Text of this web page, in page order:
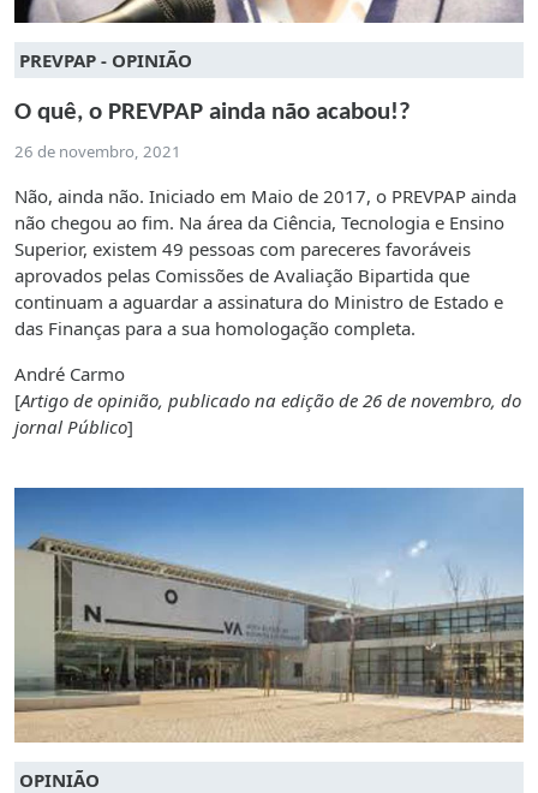
PREVPAP - OPINIÃO
O quê, o PREVPAP ainda não acabou!?
26 de novembro, 2021
Não, ainda não. Iniciado em Maio de 2017, o PREVPAP ainda
não chegou ao fim. Na área da Ciência, Tecnologia e Ensino
Superior, existem 49 pessoas com pareceres favoráveis
aprovados pelas Comissões de Avaliação Bipartida que
continuam a aguardar a assinatura do Ministro de Estado e
das Finanças para a sua homologação completa.
André Carmo
[Artigo de opinião, publicado na edição de 26 de novembro, do
jornal Público]
OPINIÃO